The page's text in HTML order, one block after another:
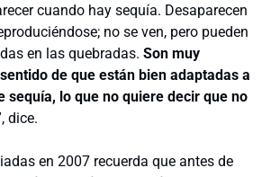
cuando hay sequía. Desaparecen
no se ven, pero pueden
en las quebradas. Son muy
de que están bien adaptadas a
sequía, lo que no quiere decir que no
dice.
en 2007 recuerda que antes de